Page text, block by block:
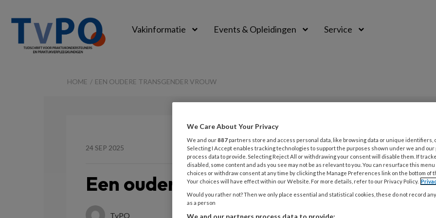
Vakinformatie Events & Opleidingen Service
HOME EEN OUDERE TRANSGENDER VROUW
24 SEP 2025 Opslaan Reacties 0 Delen
Een oudere transgender vrouw
TvPO
5
We Care About Your Privacy
We and our887 partners store and access personal data, like browsing data or unique identifiers,
Selecting I Accept enables tracking technologies to support the purposes shown under we and
process data to provide. Selecting Reject All or withdrawing your consent will disable them. If
disabled, some content and ads you see may not be as relevant to you. You can resurface this
choices or withdraw consent at any time by clicking the Manage Preferences link on the bottom of
Your choices will have effect within our Website. For more details, refer to our Privacy Policy.
Would you rather not? Then we only place essential and statistical cookies, these do not record
as a person